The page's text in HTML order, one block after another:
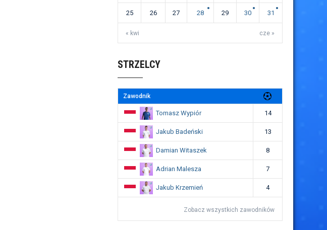
« kwi cze »
25 26 27 28 29 30 31
STRZELCY
Zawodnik
Tomasz Wypiór 14
Jakub Badeński 13
Damian Witaszek 8
Adrian Malesza 7
Jakub Krzemień 4
Zobacz wszystkich zawodników